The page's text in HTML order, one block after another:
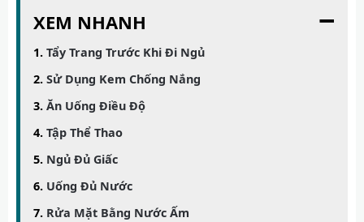
XEM NHANH −
Tẩy Trang Trước Khi Đi Ngủ
Sử Dụng Kem Chống Nắng
Ăn Uống Điều Độ
Tập Thể Thao
Ngủ Đủ Giấc
Uống Đủ Nước
Rửa Mặt Bằng Nước Ấm